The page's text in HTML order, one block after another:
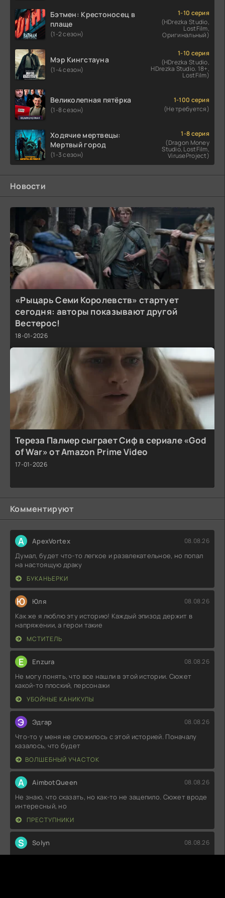
Бэтмен: Крестоносец в
плаще
(1-2 сезон)
1-10 серия
(HDrezka Studio,
LostFilm,
Оригинальный)
Мэр Кингстауна
(1-4 сезон)
1-10 серия
(HDrezka Studio,
HDrezka Studio. 18+,
LostFilm)
Великолепная пятёрка
(1-8 сезон)
1-100 серия
(Не требуется)
Ходячие мертвецы:
Мертвый город
(1-3 сезон)
1-8 серия
(Dragon Money
Studio, LostFilm,
ViruseProject)
Новости
«Рыцарь Семи Королевств» стартует
сегодня: авторы показывают другой
Вестерос!
18-01-2026
Тереза Палмер сыграет Сиф в сериале «God
of War» от Amazon Prime Video
17-01-2026
Комментируют
A ApexVortex 08.08.26
Думал, будет что-то легкое и развлекательное, но попал
на настоящую драку
БУКАНЬЕРКИ
Ю Юля 08.08.26
Как же я люблю эту историю! Каждый эпизод держит в
напряжении, а герои такие
МСТИТЕЛЬ
E Enzura 08.08.26
Не могу понять, что все нашли в этой истории. Сюжет
какой-то плоский, персонажи
УБОЙНЫЕ КАНИКУЛЫ
Э Эдгар 08.08.26
Что-то у меня не сложилось с этой историей. Поначалу
казалось, что будет
ВОЛШЕБНЫЙ УЧАСТОК
A AimbotQueen 08.08.26
Не знаю, что сказать, но как-то не зацепило. Сюжет вроде
интересный, но
ПРЕСТУПНИКИ
S Solyn 08.08.26
Картинка, конечно, шикарная, но диалоги местами